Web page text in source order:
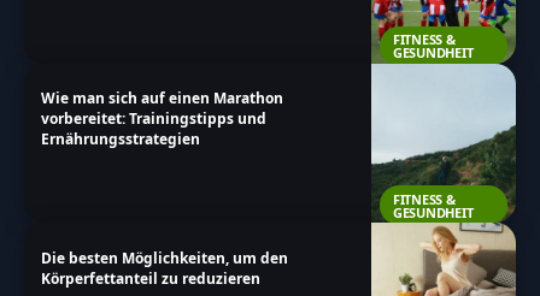
FITNESS &
GESUNDHEIT
FITNESS &
GESUNDHEIT
Wie man sich auf einen Marathon
vorbereitet: Trainingstipps und
Ernährungsstrategien
Die besten Möglichkeiten, um den
Körperfettanteil zu reduzieren